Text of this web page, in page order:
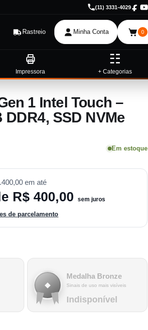
(11) 3331-4029
Rastreio Minha Conta 0
Impressora
☷
+ Categorias
1 Intel Touch –
SSD NVMe
Em estoque
em até
R$ 400,00 sem juros
de parcelamento
◆
Medalha Bronze
Sinais de uso mais visíveis
Indisponível